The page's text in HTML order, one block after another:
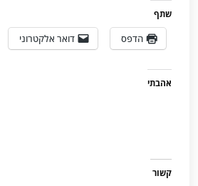
שתף
הדפס דואר אלקטרוני
אהבתי
קשור